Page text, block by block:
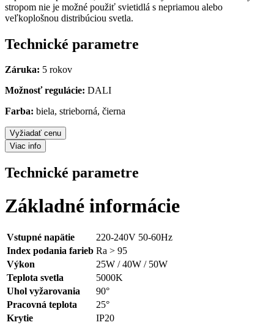
stropom nie je možné použiť svietidlá s nepriamou alebo
veľkoplošnou distribúciou svetla.
Technické parametre
Záruka: 5 rokov
Možnosť regulácie: DALI
Farba: biela, strieborná, čierna
Vyžiadať cenu
Viac info
Technické parametre
Základné informácie
Vstupné napätie
220-240V 50-60Hz
Index podania farieb Ra > 95
Výkon
25W / 40W / 50W
Teplota svetla
5000K
Uhol vyžarovania
90°
Pracovná teplota
25°
Krytie
IP20